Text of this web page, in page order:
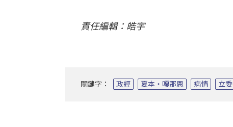
責任編輯：皓宇
關鍵字： 政經 夏本‧嘎那恩 病情 立委